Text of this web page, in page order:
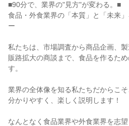
■90分で、業界の"見方"が変わる。■
食品・外食業界の「本質」と「未来
ー
私たちは、市場調査から商品企画、製
販路拡大の商談まで、食品を作るた
す。
業界の全体像を知る私たちだからこ
分かりやすく、楽しく説明します！
なんとなく食品業界や外食業界を志